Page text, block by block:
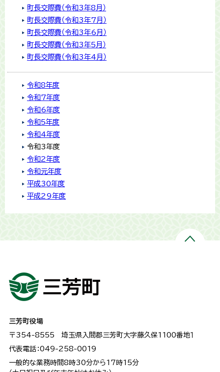
町長交際費（令和3年8月）
町長交際費（令和3年7月）
町長交際費（令和3年6月）
町長交際費（令和3年5月）
町長交際費（令和3年4月）
令和8年度
令和7年度
令和6年度
令和5年度
令和4年度
令和3年度
令和2年度
令和元年度
平成30年度
平成29年度
三芳町役場
〒354-8555 埼玉県入間郡三芳町大字藤久保1100番地１
代表電話：049-258-0019
一般的な業務時間8時30分から17時15分